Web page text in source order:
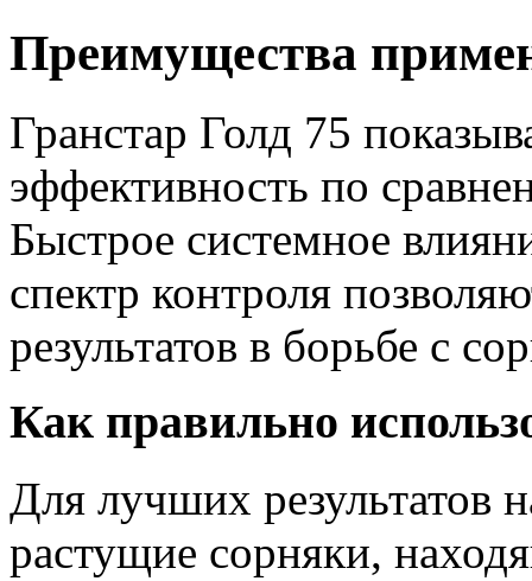
Преимущества
Гранстар Голд 75
эффективность по
Быстрое системное
спектр контроля
результатов в борьбе с
Как правильно
Для лучших результатов
растущие сорняки,